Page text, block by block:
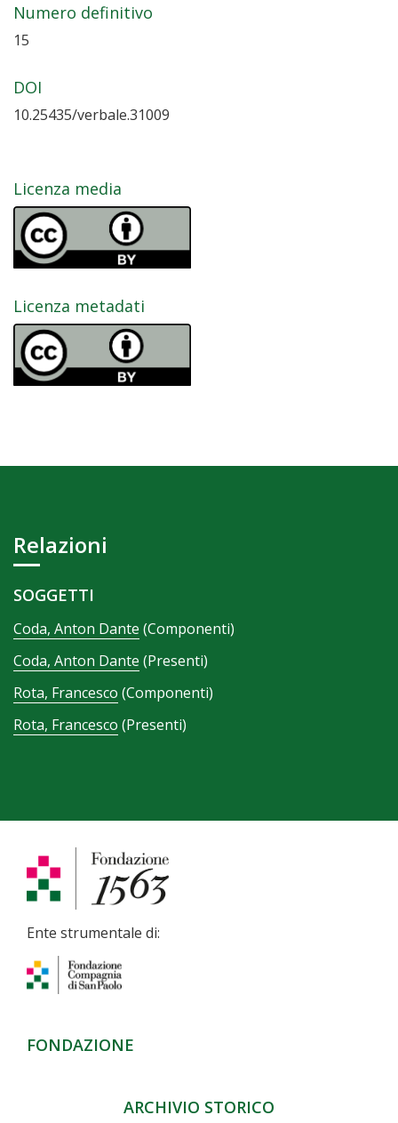
Numero definitivo
15
DOI
10.25435/verbale.31009
Licenza media
Licenza metadati
Relazioni
SOGGETTI
Coda, Anton Dante (Componenti)
Coda, Anton Dante (Presenti)
Rota, Francesco (Componenti)
Rota, Francesco (Presenti)
Ente strumentale di:
FONDAZIONE
ARCHIVIO STORICO